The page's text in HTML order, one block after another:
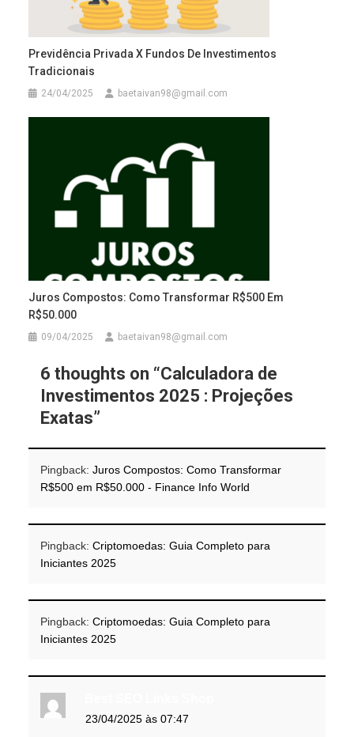
Previdência Privada X Fundos De Investimentos
Tradicionais
24/04/2025 baetaivan98@gmail.com
Juros Compostos: Como Transformar R$500 Em
R$50.000
09/04/2025 baetaivan98@gmail.com
6 thoughts on “Calculadora de
Investimentos 2025 : Projeções
Exatas”
Pingback:Juros Compostos: Como Transformar
R$500 em R$50.000 - Finance Info World
Pingback:Criptomoedas: Guia Completo para
Iniciantes 2025
Pingback:Criptomoedas: Guia Completo para
Iniciantes 2025
23/04/2025 às 07:47